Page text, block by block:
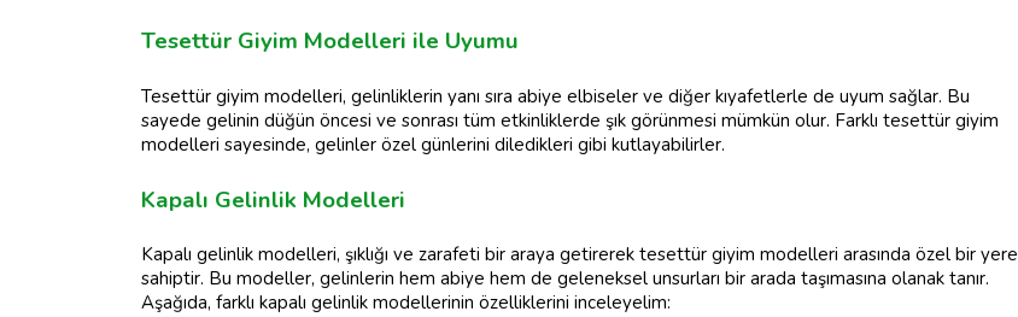
Tesettür Giyim Modelleri ile Uyumu
Tesettür giyim modelleri, gelinliklerin yanı sıra abiye elbiseler ve diğer kıyafetlerle de uyum sağlar. Bu
sayede gelinin düğün öncesi ve sonrası tüm etkinliklerde şık görünmesi mümkün olur. Farklı tesettür giyim
modelleri sayesinde, gelinler özel günlerini diledikleri gibi kutlayabilirler.
Kapalı Gelinlik Modelleri
Kapalı gelinlik modelleri, şıklığı ve zarafeti bir araya getirerek tesettür giyim modelleri arasında özel bir yere
sahiptir. Bu modeller, gelinlerin hem abiye hem de geleneksel unsurları bir arada taşımasına olanak tanır.
Aşağıda, farklı kapalı gelinlik modellerinin özelliklerini inceleyelim: